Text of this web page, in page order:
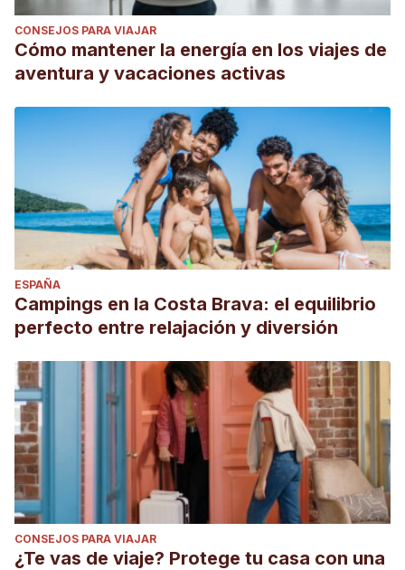
CONSEJOS PARA VIAJAR
Cómo mantener la energía en los viajes de
aventura y vacaciones activas
ESPAÑA
Campings en la Costa Brava: el equilibrio
perfecto entre relajación y diversión
CONSEJOS PARA VIAJAR
¿Te vas de viaje? Protege tu casa con una